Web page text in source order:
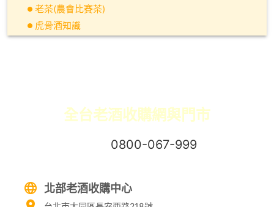
老茶(農會比賽茶)
虎骨酒知識
全台老酒收購網與門市
0800-067-999易經理
北部老酒收購中心